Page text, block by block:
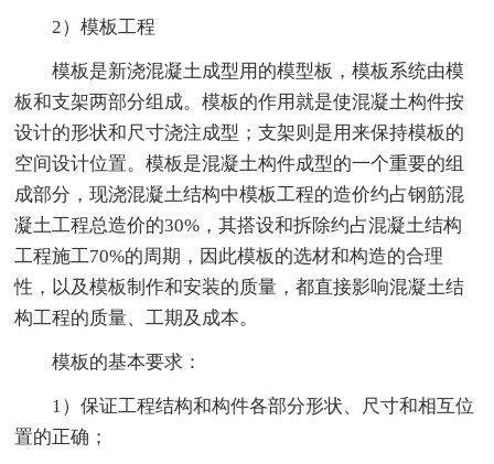
2）模板工程
模板是新浇混凝土成型用的模型板，模板系统由模
板和支架两部分组成。模板的作用就是使混凝土构件按
设计的形状和尺寸浇注成型；支架则是用来保持模板的
空间设计位置。模板是混凝土构件成型的一个重要的组
成部分，现浇混凝土结构中模板工程的造价约占钢筋混
凝土工程总造价的30%，其搭设和拆除约占混凝土结构
工程施工70%的周期，因此模板的选材和构造的合理
性，以及模板制作和安装的质量，都直接影响混凝土结
构工程的质量、工期及成本。
模板的基本要求：
1）保证工程结构和构件各部分形状、尺寸和相互位
置的正确；